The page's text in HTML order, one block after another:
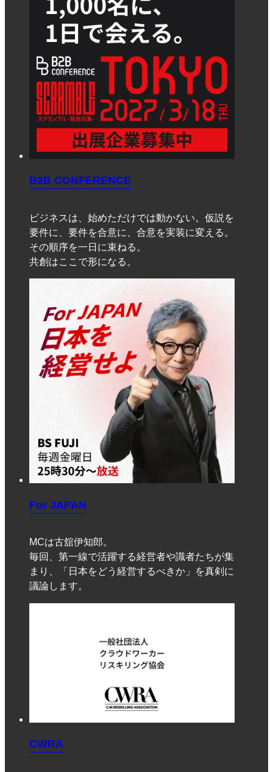
B2B CONFERENCE
ビジネスは、始めただけでは動かない。仮説を
要件に、要件を合意に、合意を実装に変える。
その順序を一日に束ねる。
共創はここで形になる。
For JAPAN
MCは古舘伊知郎。
毎回、第一線で活躍する経営者や識者たちが集
まり、「日本をどう経営するべきか」を真剣に
議論します。
CWRA